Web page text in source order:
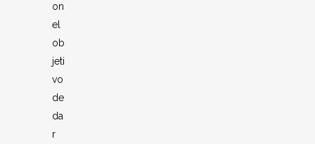
on
el
ob
jeti
vo
de
da
r